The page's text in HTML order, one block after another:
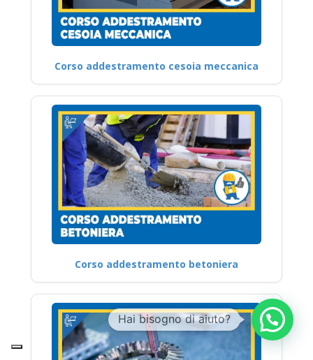
Corso addestramento cesoia meccanica
Corso addestramento betoniera